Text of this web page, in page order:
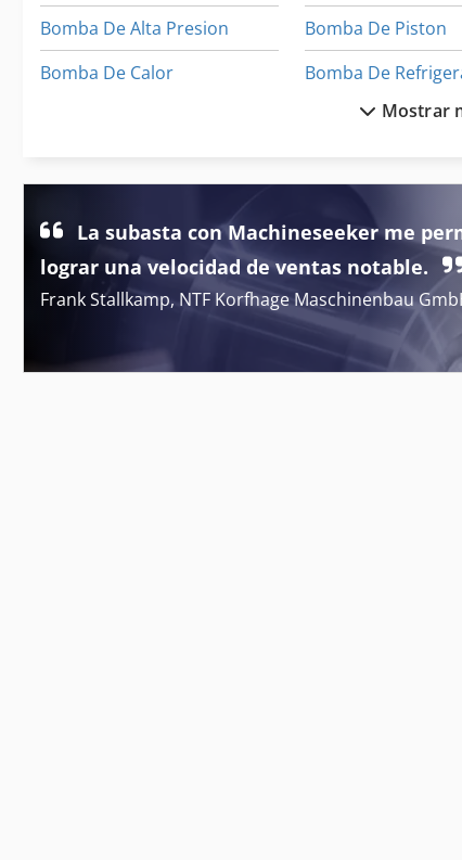
Bomba De Alta Presion
Bomba De Calor
Bomba De Inmersión
Bomba De Piston
Bomba De
Bomba De Tinta
Bomba Del Tanque
Mostrar
La subasta con Machineseeker me
lograr una velocidad de ventas notable.
Frank Stallkamp, NTF Korfhage Maschinenbau